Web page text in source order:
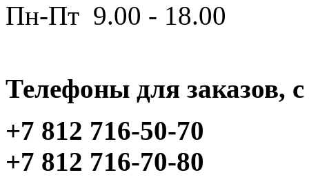
Пн-Пт 9.00 - 18.00
Телефоны для заказов,
+7 812 716-50-70
+7 812 716-70-80